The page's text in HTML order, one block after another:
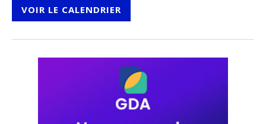
VOIR LE CALENDRIER